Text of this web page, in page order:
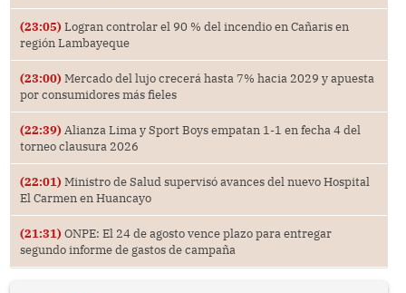
(23:05) Logran controlar el 90 % del incendio en Cañaris en
región Lambayeque
(23:00) Mercado del lujo crecerá hasta 7% hacia 2029 y apuesta
por consumidores más fieles
(22:39) Alianza Lima y Sport Boys empatan 1-1 en fecha 4 del
torneo clausura 2026
(22:01) Ministro de Salud supervisó avances del nuevo Hospital
El Carmen en Huancayo
(21:31) ONPE: El 24 de agosto vence plazo para entregar
segundo informe de gastos de campaña